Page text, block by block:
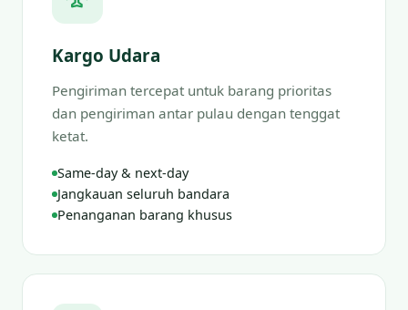
Kargo Udara
Pengiriman tercepat untuk barang prioritas
dan pengiriman antar pulau dengan tenggat
ketat.
Same-day & next-day
Jangkauan seluruh bandara
Penanganan barang khusus